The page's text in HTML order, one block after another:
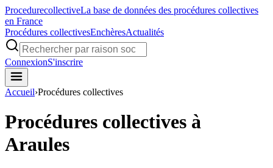
ProcedurecollectiveLa base de données des procédures collectives
en France
Procédures collectivesEnchèresActualités
ConnexionS'inscrire
Accueil›Procédures collectives
Procédures collectives à
Araules